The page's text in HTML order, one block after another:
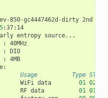
850-gc4447462d-dirty 2nd
:37:14
entropy source...
:
40MHz
:
DIO
:
4MB
Usage          Type ST
WiFi data 01 02
RF data 01 01